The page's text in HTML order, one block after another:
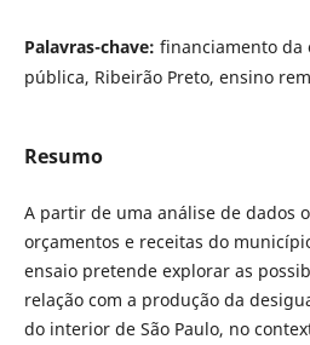
Palavras-chave: financiamento da
pública, Ribeirão Preto, ensino
Resumo
A partir de uma análise de dados
orçamentos e receitas do
ensaio pretende explorar as
relação com a produção da
do interior de São Paulo, no